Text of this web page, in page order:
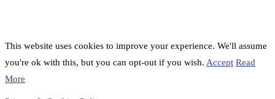
This website uses cookies to improve your experience. We'll assume
you're ok with this, but you can opt-out if you wish. Accept Read
More